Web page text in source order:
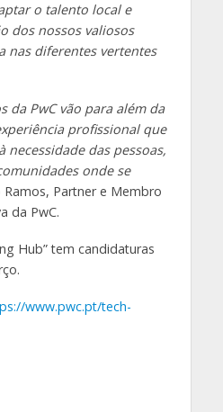
o talento local e
dos nossos valiosos
nas diferentes vertentes
da PwC vão para além da
profissional que
necessidade das pessoas,
onde se
Ramos, Partner e Membro
da PwC.
Hub” tem candidaturas
www.pwc.pt/tech-